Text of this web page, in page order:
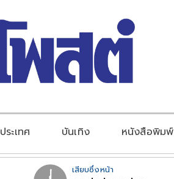
ระเทศ บันเทิง หนังสือพิมพ์
เสียบซึ่งหน้า